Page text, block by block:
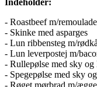
- Roastbeef m/
- Skinke med asparges
- Lun ribbensteg m/
- Lun leverpostej m/
- Rullepølse med sky og
- Spegepølse med sky
- Røget mørbrad m/